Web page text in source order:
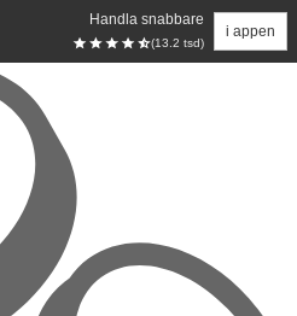
Handla snabbare
(13.2 tsd)
i appen